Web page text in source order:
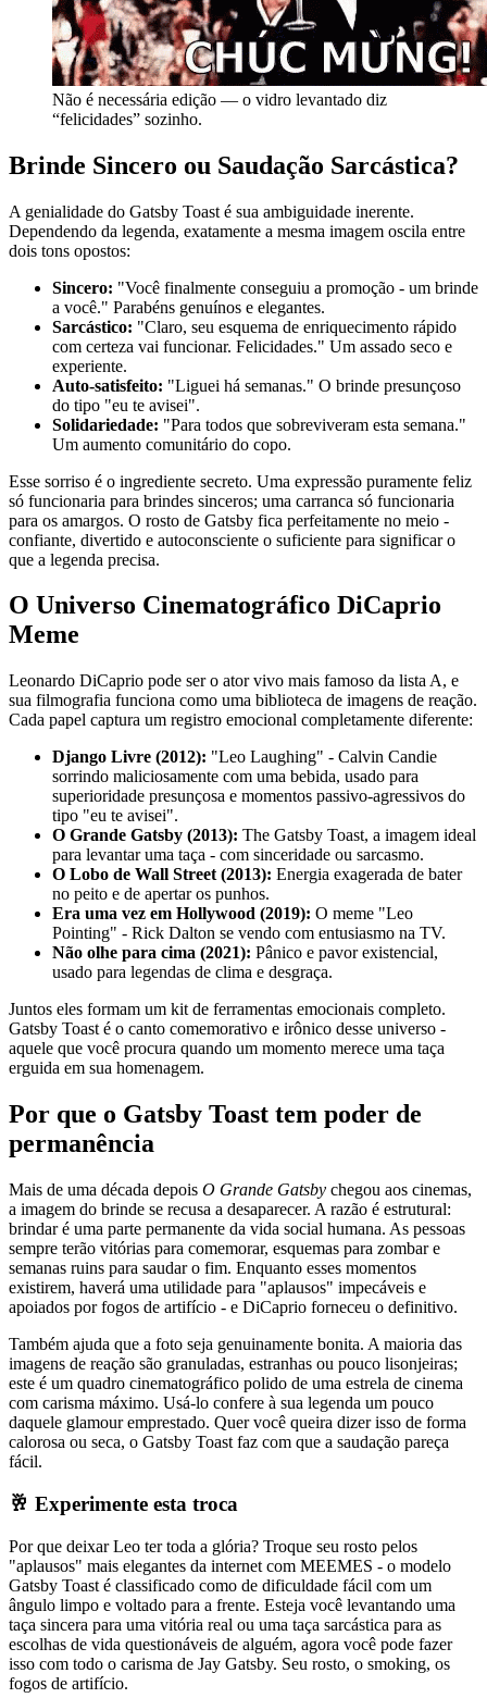
Não é necessária edição — o vidro levantado diz
“felicidades” sozinho.
Brinde Sincero ou Saudação Sarcástica?
A genialidade do Gatsby Toast é sua ambiguidade inerente.
Dependendo da legenda, exatamente a mesma imagem oscila entre
dois tons opostos:
Sincero: "Você finalmente conseguiu a promoção - um brinde
a você." Parabéns genuínos e elegantes.
Sarcástico: "Claro, seu esquema de enriquecimento rápido
com certeza vai funcionar. Felicidades." Um assado seco e
experiente.
Auto-satisfeito: "Liguei há semanas." O brinde presunçoso
do tipo "eu te avisei".
Solidariedade: "Para todos que sobreviveram esta semana."
Um aumento comunitário do copo.
Esse sorriso é o ingrediente secreto. Uma expressão puramente feliz
só funcionaria para brindes sinceros; uma carranca só funcionaria
para os amargos. O rosto de Gatsby fica perfeitamente no meio -
confiante, divertido e autoconsciente o suficiente para significar o
que a legenda precisa.
O Universo Cinematográfico DiCaprio
Meme
Leonardo DiCaprio pode ser o ator vivo mais famoso da lista A, e
sua filmografia funciona como uma biblioteca de imagens de reação.
Cada papel captura um registro emocional completamente diferente:
Django Livre (2012): "Leo Laughing" - Calvin Candie
sorrindo maliciosamente com uma bebida, usado para
superioridade presunçosa e momentos passivo-agressivos do
tipo "eu te avisei".
O Grande Gatsby (2013): The Gatsby Toast, a imagem ideal
para levantar uma taça - com sinceridade ou sarcasmo.
O Lobo de Wall Street (2013): Energia exagerada de bater
no peito e de apertar os punhos.
Era uma vez em Hollywood (2019): O meme "Leo
Pointing" - Rick Dalton se vendo com entusiasmo na TV.
Não olhe para cima (2021): Pânico e pavor existencial,
usado para legendas de clima e desgraça.
Juntos eles formam um kit de ferramentas emocionais completo.
Gatsby Toast é o canto comemorativo e irônico desse universo -
aquele que você procura quando um momento merece uma taça
erguida em sua homenagem.
Por que o Gatsby Toast tem poder de
permanência
Mais de uma década depois O Grande Gatsby chegou aos cinemas,
a imagem do brinde se recusa a desaparecer. A razão é estrutural:
brindar é uma parte permanente da vida social humana. As pessoas
sempre terão vitórias para comemorar, esquemas para zombar e
semanas ruins para saudar o fim. Enquanto esses momentos
existirem, haverá uma utilidade para "aplausos" impecáveis ​​e
apoiados por fogos de artifício - e DiCaprio forneceu o definitivo.
Também ajuda que a foto seja genuinamente bonita. A maioria das
imagens de reação são granuladas, estranhas ou pouco lisonjeiras;
este é um quadro cinematográfico polido de uma estrela de cinema
com carisma máximo. Usá-lo confere à sua legenda um pouco
daquele glamour emprestado. Quer você queira dizer isso de forma
calorosa ou seca, o Gatsby Toast faz com que a saudação pareça
fácil.
🥂 Experimente esta troca
Por que deixar Leo ter toda a glória? Troque seu rosto pelos
"aplausos" mais elegantes da internet com MEEMES - o modelo
Gatsby Toast é classificado como de dificuldade fácil com um
ângulo limpo e voltado para a frente. Esteja você levantando uma
taça sincera para uma vitória real ou uma taça sarcástica para as
escolhas de vida questionáveis ​​de alguém, agora você pode fazer
isso com todo o carisma de Jay Gatsby. Seu rosto, o smoking, os
fogos de artifício.